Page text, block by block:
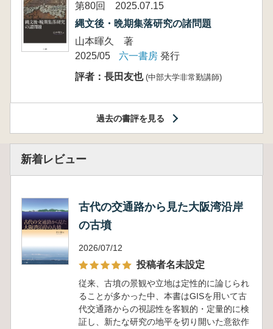
第80回 2025.07.15
縄文後・晩期集落研究の諸問題
山本暉久 著
2025/05
六一書房 発行
評者：長田友也 (中部大学非常勤講師)
過去の書評を見る
新着レビュー
古代の交通路から見た大阪湾沿岸
の古墳
2026/07/12
投稿者名未設定
従来、古墳の景観や立地は定性的に論じられ
ることが多かった中、本書はGISを用いて古
代交通路からの視認性を客観的・定量的に検
証し、新たな研究の地平を切り開いた意欲作